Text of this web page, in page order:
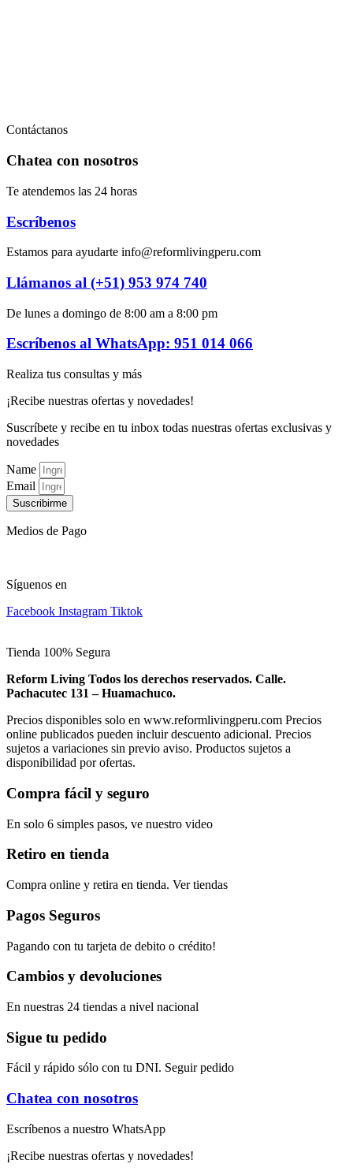
Contáctanos
Chatea con nosotros
Te atendemos las 24 horas
Escríbenos
Estamos para ayudarte info@reformlivingperu.com
Llámanos al (+51) 953 974 740
De lunes a domingo de 8:00 am a 8:00 pm
Escríbenos al WhatsApp: 951 014 066
Realiza tus consultas y más
¡Recibe nuestras ofertas y novedades!
Suscríbete y recibe en tu inbox todas nuestras ofertas exclusivas y
novedades
Name
Email
Suscribirme
Medios de Pago
Síguenos en
Facebook Instagram Tiktok
Tienda 100% Segura
Reform Living Todos los derechos reservados. Calle.
Pachacutec 131 – Huamachuco.
Precios disponibles solo en www.reformlivingperu.com Precios
online publicados pueden incluir descuento adicional. Precios
sujetos a variaciones sin previo aviso. Productos sujetos a
disponibilidad por ofertas.
Compra fácil y seguro
En solo 6 simples pasos, ve nuestro video
Retiro en tienda
Compra online y retira en tienda. Ver tiendas
Pagos Seguros
Pagando con tu tarjeta de debito o crédito!
Cambios y devoluciones
En nuestras 24 tiendas a nivel nacional
Sigue tu pedido
Fácil y rápido sólo con tu DNI. Seguir pedido
Chatea con nosotros
Escríbenos a nuestro WhatsApp
¡Recibe nuestras ofertas y novedades!